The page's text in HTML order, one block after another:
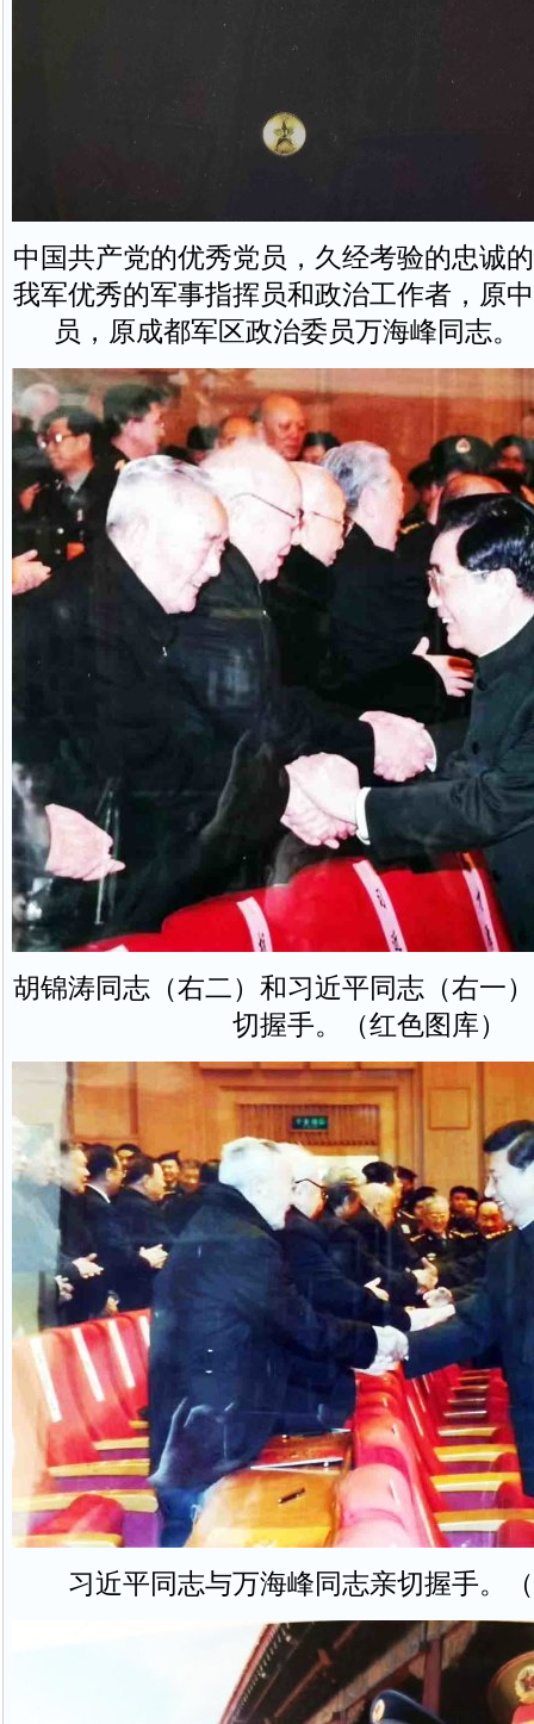
中国共产党的优秀党员，久经考验的忠诚
我军优秀的军事指挥员和政治工作者，原
员，原成都军区政治委员万海峰同志。
胡锦涛同志（右二）和习近平同志（右一
切握手。（红色图库）
习近平同志与万海峰同志亲切握手。